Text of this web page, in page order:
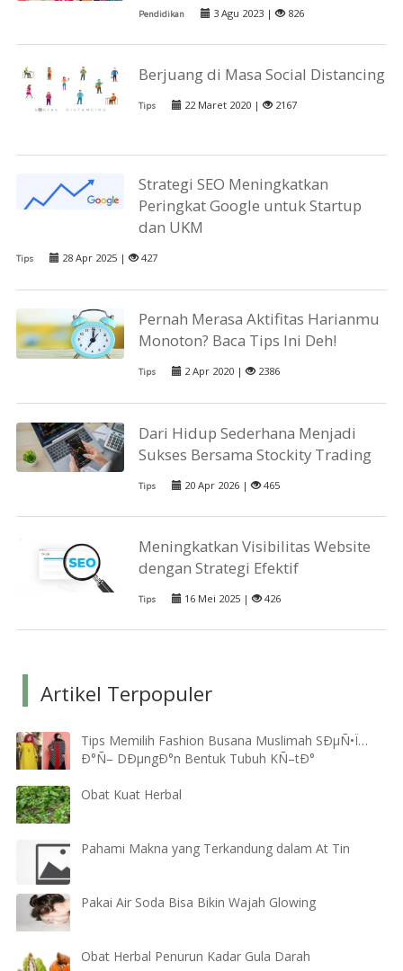
Pendidikan 3 Agu 2023 | 826
Berjuang di Masa Social Distancing
Tips 22 Maret 2020 | 2167
Strategi SEO Meningkatkan
Peringkat Google untuk Startup
dan UKM
Tips 28 Apr 2025 | 427
Pernah Merasa Aktifitas Harianmu
Monoton? Baca Tips Ini Deh!
Tips 2 Apr 2020 | 2386
Dari Hidup Sederhana Menjadi
Sukses Bersama Stockity Trading
Tips 20 Apr 2026 | 465
Meningkatkan Visibilitas Website
dengan Strategi Efektif
Tips 16 Mei 2025 | 426
Artikel Terpopuler
Tips Memilih Fashion Busana Muslimah SÐµÑ•Ï…
Ð°Ñ– DÐµngÐ°n Bentuk Tubuh KÑ–tÐ°
Obat Kuat Herbal
Pahami Makna yang Terkandung dalam At Tin
Pakai Air Soda Bisa Bikin Wajah Glowing
Obat Herbal Penurun Kadar Gula Darah